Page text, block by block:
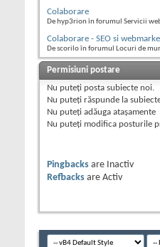
Colaborare
De hyp3rion în forumul Servicii
Colaborare - SEO si
De scorilo în forumul Locuri de
Permisiuni postare
Nu puteţi posta subiecte noi.
Nu puteţi răspunde la
Nu puteţi adăuga ataşamente
Nu puteţi modifica posturile
Pingbacks are
Inactiv
Refbacks are Activ